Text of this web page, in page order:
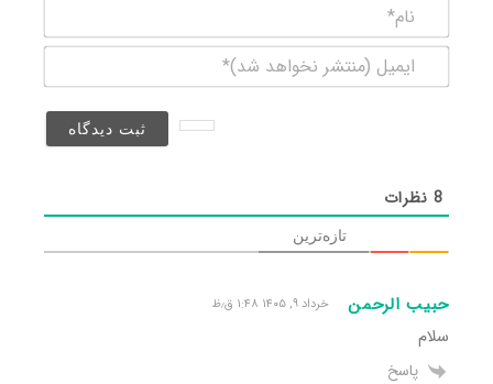
(منتشر
8نظرات
تازه‌ترین
حبیب الرحمن خرداد ۹, ۱۴۰۵ ۱:۴۸ ق٫ظ
سلام
پاسخ